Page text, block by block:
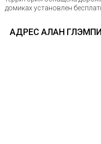
домиках установлен
АДРЕС АЛАН